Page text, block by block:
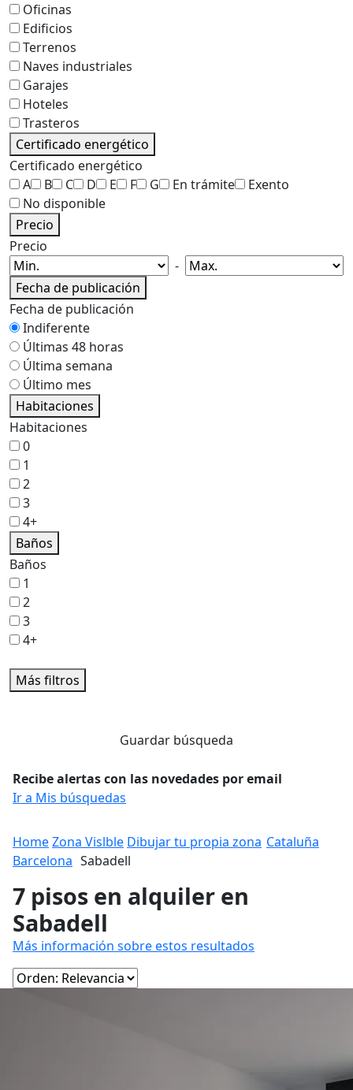
Oficinas
Edificios
Terrenos
Naves industriales
Garajes
Hoteles
Trasteros
Certificado energético
Certificado energético
A
B C D E F G En trámite
Exento
No disponible
Precio
Precio
-
Fecha de publicación
Fecha de publicación
Indiferente
Últimas 48 horas
Última semana
Último mes
Habitaciones
Habitaciones
0
1
2
3
4+
Baños
Baños
1
2
3
4+
Más filtros
Guardar búsqueda
Recibe alertas con las novedades por email
Ir a Mis búsquedas
HomeZona Vislble Dibujar tu propia zona Cataluña
Barcelona Sabadell
7 pisos en alquiler en
Sabadell
Más información sobre estos resultados